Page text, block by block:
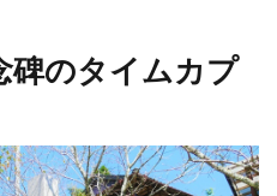
碑のタイムカプ